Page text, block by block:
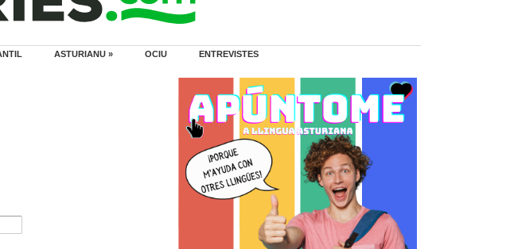
ASTURIANU » OCIU ENTREVISTES